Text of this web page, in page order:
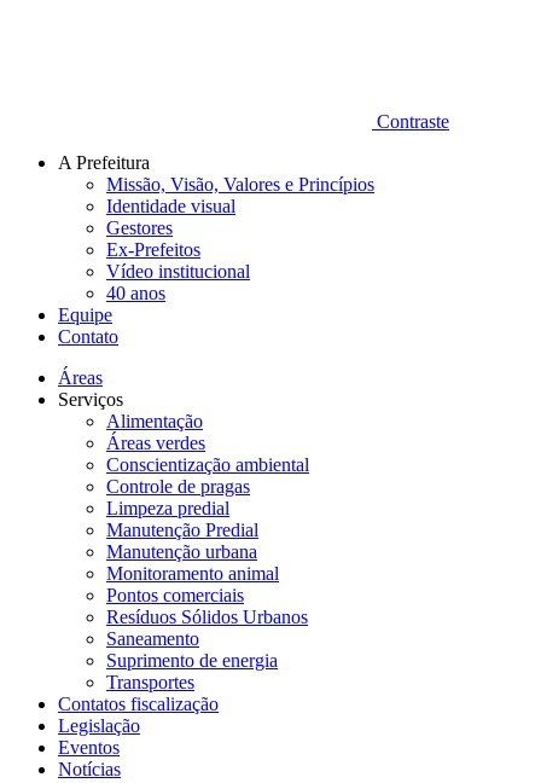
Contraste
A Prefeitura
Missão, Visão, Valores e Princípios
Identidade visual
Gestores
Ex-Prefeitos
Vídeo institucional
40 anos
Equipe
Contato
Áreas
Serviços
Alimentação
Áreas verdes
Conscientização ambiental
Controle de pragas
Limpeza predial
Manutenção Predial
Manutenção urbana
Monitoramento animal
Pontos comerciais
Resíduos Sólidos Urbanos
Saneamento
Suprimento de energia
Transportes
Contatos fiscalização
Legislação
Eventos
Notícias